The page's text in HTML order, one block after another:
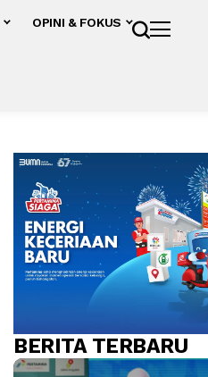
OPINI & FOKUS
BERITA TERBARU